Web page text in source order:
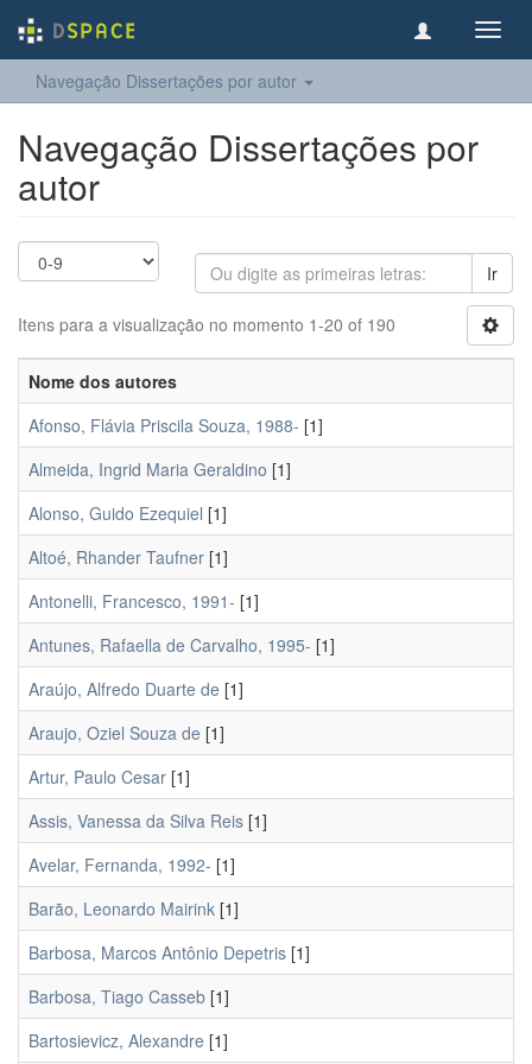
Navegação Dissertações por autor
Navegação Dissertações por
autor
Ir
Itens para a visualização no momento 1-20 of 190
Nome dos autores
Afonso, Flávia Priscila Souza, 1988- [1]
Almeida, Ingrid Maria Geraldino [1]
Alonso, Guido Ezequiel [1]
Altoé, Rhander Taufner [1]
Antonelli, Francesco, 1991- [1]
Antunes, Rafaella de Carvalho, 1995- [1]
Araújo, Alfredo Duarte de [1]
Araujo, Oziel Souza de [1]
Artur, Paulo Cesar [1]
Assis, Vanessa da Silva Reis [1]
Avelar, Fernanda, 1992- [1]
Barão, Leonardo Mairink [1]
Barbosa, Marcos Antônio Depetris [1]
Barbosa, Tiago Casseb [1]
Bartosievicz, Alexandre [1]